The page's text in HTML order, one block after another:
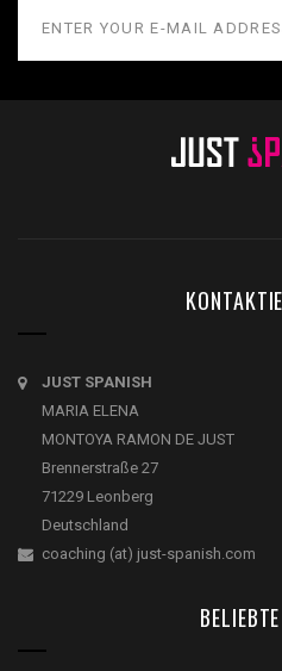
JUST SPANISH
MARIA ELENA
MONTOYA RAMON DE JUST
Brennerstraße 27
71229 Leonberg
Deutschland
coaching (at) just-spanish.com